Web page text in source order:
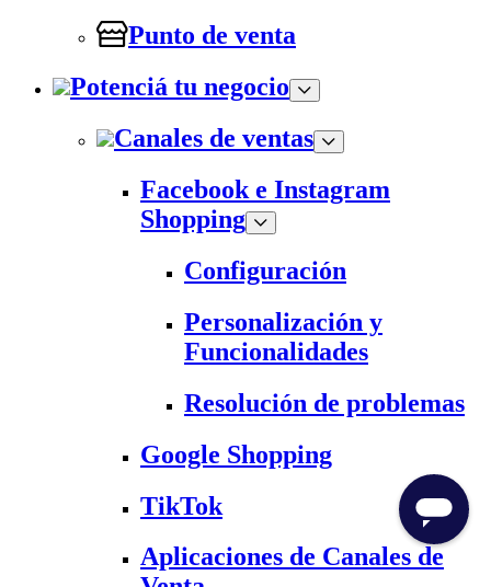
Punto de venta
Potenciá tu negocio
Canales de ventas
Facebook e Instagram
Shopping
Configuración
Personalización y
Funcionalidades
Resolución de problemas
Google Shopping
TikTok
Aplicaciones de Canales de